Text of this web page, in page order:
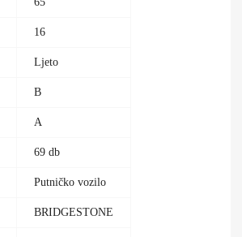
16
Ljeto
B
A
69 db
Putničko vozilo
BRIDGESTONE